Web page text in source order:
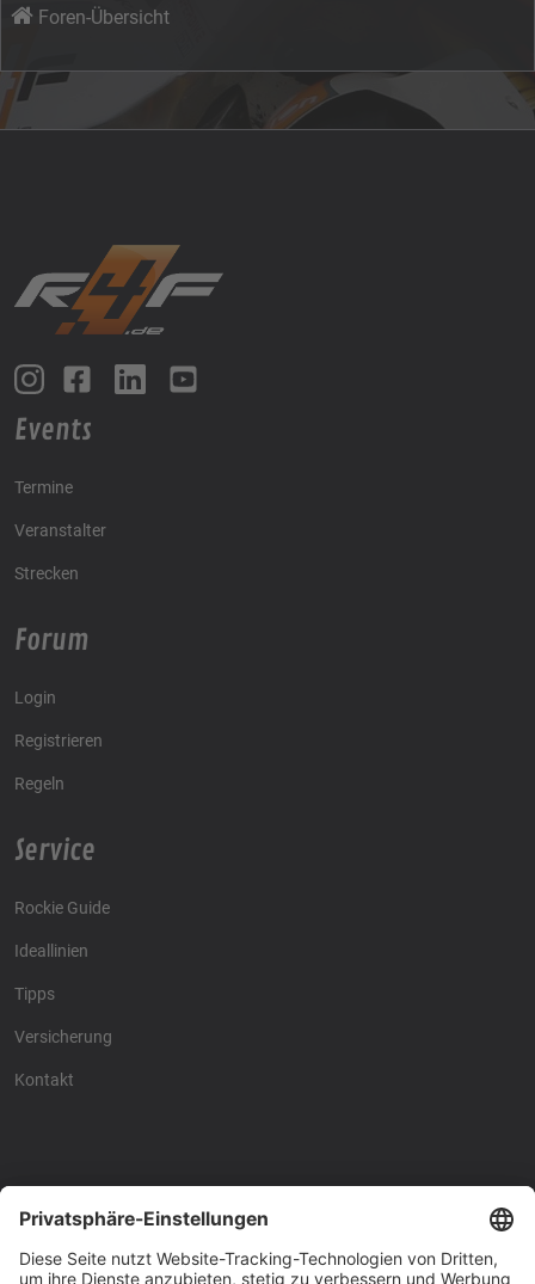
Foren-Übersicht
Events
Termine
Veranstalter
Strecken
Forum
Login
Registrieren
Regeln
Service
Rockie Guide
Ideallinien
Tipps
Versicherung
Kontakt